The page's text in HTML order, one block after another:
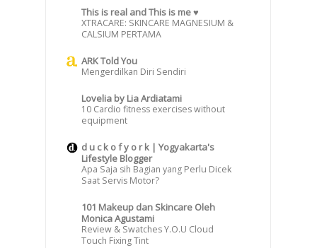
This is real and This is me ♥
XTRACARE: SKINCARE MAGNESIUM &
CALSIUM PERTAMA
ARK Told You
Mengerdilkan Diri Sendiri
Lovelia by Lia Ardiatami
10 Cardio fitness exercises without
equipment
d u c k o f y o r k | Yogyakarta's
Lifestyle Blogger
Apa Saja sih Bagian yang Perlu Dicek
Saat Servis Motor?
101 Makeup dan Skincare Oleh
Monica Agustami
Review & Swatches Y.O.U Cloud
Touch Fixing Tint